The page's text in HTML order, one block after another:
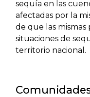
sequía en las
afectadas por la
de que las mismas
situaciones de
territorio nacional.